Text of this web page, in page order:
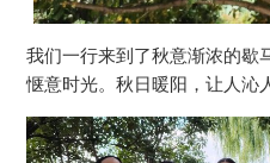
我们一行来到了秋意渐浓的歇
惬意时光。秋日暖阳，让人沁